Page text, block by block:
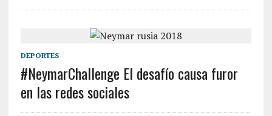
DEPORTES
#NeymarChallenge El desafío causa furor
en las redes sociales